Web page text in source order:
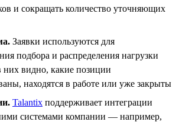
и сокращать количество уточняющих
Заявки используются для
подбора и распределения нагрузки
них видно, какие позиции
находятся в работе или уже закрыты
Talantix поддерживает интеграции
системами компании — например,